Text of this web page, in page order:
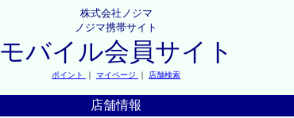
株式会社ノジマ
ノジマ携帯サイト
モバイル会員サイト
ポイント ｜ マイページ ｜ 店舗検索
店舗情報